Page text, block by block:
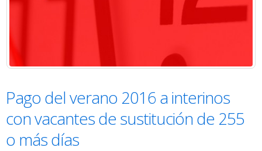
Pago del verano 2016 a interinos
con vacantes de sustitución de 255
o más días